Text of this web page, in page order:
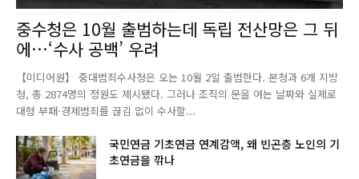
중수청은 10월 출범하는데 독립 전산망은 그 뒤
에…‘수사 공백’ 우려
【미디어원】 중대범죄수사청은 오는 10월 2일 출범한다. 본청과 6개 지방
청, 총 2874명의 정원도 제시됐다. 그러나 조직의 문을 여는 날짜와 실제로
대형 부패·경제범죄를 끊김 없이 수사할...
국민연금 기초연금 연계감액, 왜 빈곤층 노인의 기
초연금을 깎나